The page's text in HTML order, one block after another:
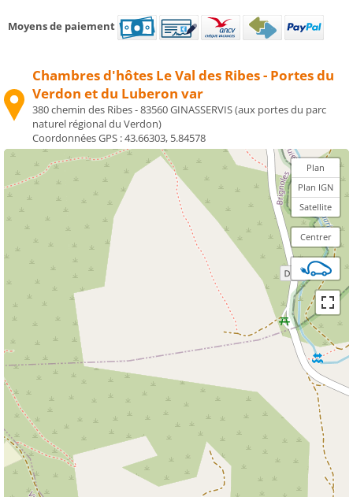
Moyens de paiement
Chambres d'hôtes Le Val des Ribes - Portes du
Verdon et du Luberon var
380 chemin des Ribes - 83560 GINASSERVIS (aux portes du parc
naturel régional du Verdon)
Coordonnées GPS :43.66303, 5.84578
Plan
Plan IGN
Satellite
Centrer